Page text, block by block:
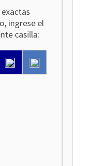
ingrese el
casilla: